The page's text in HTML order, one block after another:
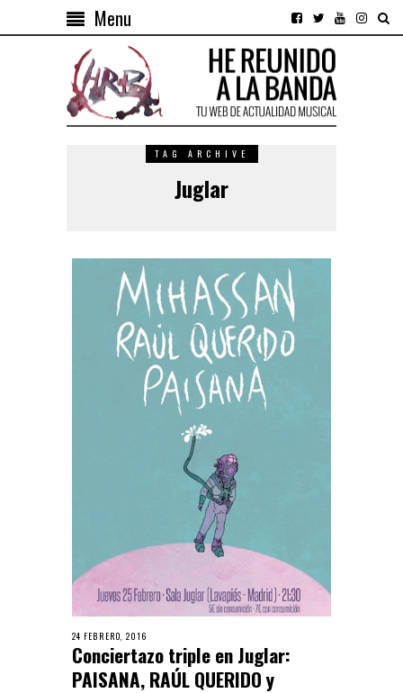
Menu
TAG ARCHIVE
Juglar
24 FEBRERO, 2016
Conciertazo triple en Juglar:
PAISANA, RAÚL QUERIDO y